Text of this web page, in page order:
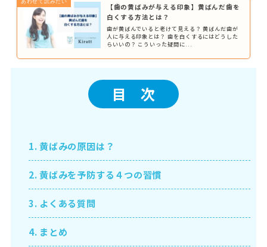
【歯の黄ばみが与える印象】黄ばんだ歯を
白くする方法とは？
歯が黄ばんでいると老けて見える？ 黄ばんだ歯が
人に与える印象とは？ 歯を白くするにはどうした
らいいの？ こういった疑問に...
目 次
1.黄ばみの原因は？
2.黄ばみを予防する４つの習慣
3. よくある質問
4. まとめ